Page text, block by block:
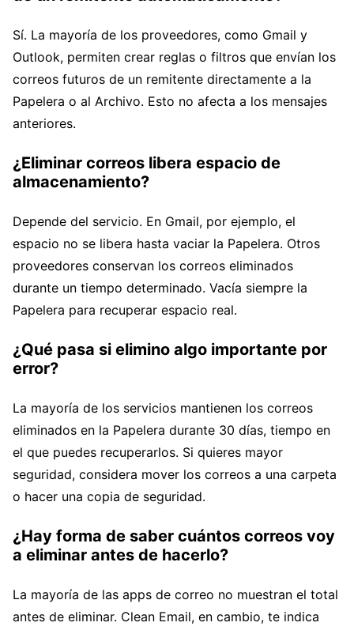
Sí. La mayoría de los proveedores, como Gmail y
Outlook, permiten crear reglas o filtros que envían los
correos futuros de un remitente directamente a la
Papelera o al Archivo. Esto no afecta a los mensajes
anteriores.
¿Eliminar correos libera espacio de
almacenamiento?
Depende del servicio. En Gmail, por ejemplo, el
espacio no se libera hasta vaciar la Papelera. Otros
proveedores conservan los correos eliminados
durante un tiempo determinado. Vacía siempre la
Papelera para recuperar espacio real.
¿Qué pasa si elimino algo importante por
error?
La mayoría de los servicios mantienen los correos
eliminados en la Papelera durante 30 días, tiempo en
el que puedes recuperarlos. Si quieres mayor
seguridad, considera mover los correos a una carpeta
o hacer una copia de seguridad.
¿Hay forma de saber cuántos correos voy
a eliminar antes de hacerlo?
La mayoría de las apps de correo no muestran el total
antes de eliminar. Clean Email, en cambio, te indica